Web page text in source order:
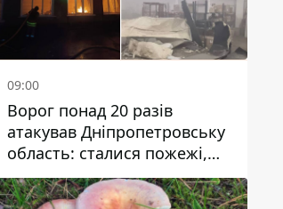
09:00
Ворог понад 20 разів
атакував Дніпропетровську
область: сталися пожежі,
постраждали будинки,
інфраструктура та авто